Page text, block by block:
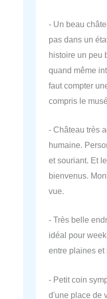
- Un beau
pas dans un
histoire un peu
quand même
faut compter
compris le
- Château très
humaine.
et souriant. Et
bienvenus.
vue.
- Très belle
idéal pour
entre plaines et
- Petit coin
d'une place de